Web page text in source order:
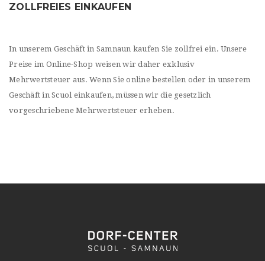
ZOLLFREIES EINKAUFEN
In unserem Geschäft in Samnaun kaufen Sie zollfrei ein. Unsere
Preise im Online-Shop weisen wir daher exklusiv
Mehrwertsteuer aus. Wenn Sie online bestellen oder in unserem
Geschäft in Scuol einkaufen, müssen wir die gesetzlich
vorgeschriebene Mehrwertsteuer erheben.